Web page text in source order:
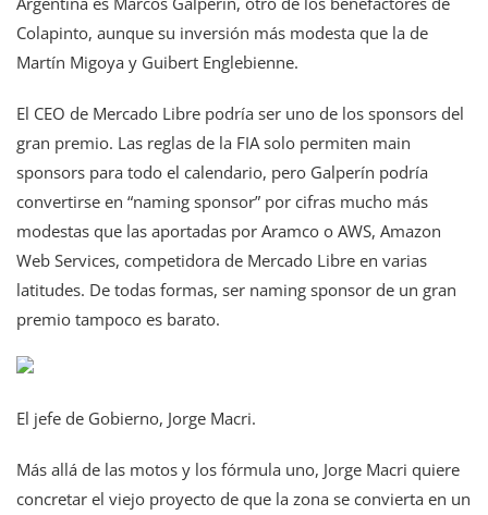
Colapinto, aunque su inversión más modesta que la de
Martín Migoya y Guibert Englebienne.
El CEO de Mercado Libre podría ser uno de los sponsors del
gran premio. Las reglas de la FIA solo permiten main
sponsors para todo el calendario, pero Galperín podría
convertirse en “naming sponsor” por cifras mucho más
modestas que las aportadas por Aramco o AWS, Amazon
Web Services, competidora de Mercado Libre en varias
latitudes. De todas formas, ser naming sponsor de un gran
premio tampoco es barato.
El jefe de Gobierno, Jorge Macri.
Más allá de las motos y los fórmula uno, Jorge Macri quiere
concretar el viejo proyecto de que la zona se convierta en un